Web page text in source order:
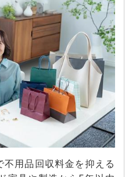
用品回収料金を抑える